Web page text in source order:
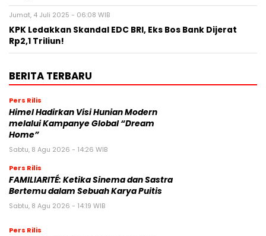
Jumat, 4 Juli 2025 - 06:08 WIB
KPK Ledakkan Skandal EDC BRI, Eks Bos Bank Dijerat
Rp2,1 Triliun!
BERITA TERBARU
Pers Rilis
Himel Hadirkan Visi Hunian Modern
melalui Kampanye Global “Dream
Home”
Sabtu, 8 Agu 2026 - 14:26 WIB
Pers Rilis
FAMILIARITÉ: Ketika Sinema dan Sastra
Bertemu dalam Sebuah Karya Puitis
Sabtu, 8 Agu 2026 - 14:19 WIB
Pers Rilis